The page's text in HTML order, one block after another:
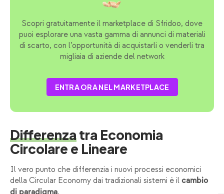
Scopri gratuitamente il marketplace di Sfridoo, dove
puoi esplorare una vasta gamma di annunci di materiali
di scarto, con l’opportunità di acquistarli o venderli tra
migliaia di aziende del network
ENTRA ORA NEL MARKETPLACE
Differenzatra Economia
Circolare e Lineare
Il vero punto che differenzia i nuovi processi economici
della Circular Economy dai tradizionali sistemi è il cambio
.